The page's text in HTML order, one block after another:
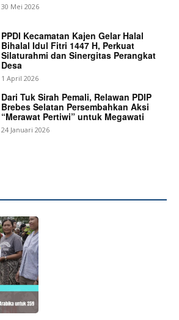
30 Mei 2026
PPDI Kecamatan Kajen Gelar Halal
Bihalal Idul Fitri 1447 H, Perkuat
Silaturahmi dan Sinergitas Perangkat
Desa
1 April 2026
Dari Tuk Sirah Pemali, Relawan PDIP
Brebes Selatan Persembahkan Aksi
“Merawat Pertiwi” untuk Megawati
24 Januari 2026